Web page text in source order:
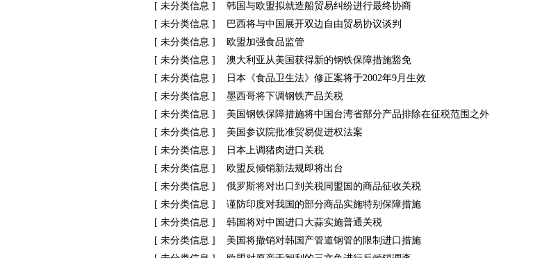
[ 未分类信息 ] 韩国与欧盟拟就造船贸易纠纷进行最终协商
[ 未分类信息 ] 巴西将与中国展开双边自由贸易协议谈判
[ 未分类信息 ] 欧盟加强食品监管
[ 未分类信息 ] 澳大利亚从美国获得新的钢铁保障措施豁免
[ 未分类信息 ] 日本《食品卫生法》修正案将于2002年9月生效
[ 未分类信息 ] 墨西哥将下调钢铁产品关税
[ 未分类信息 ] 美国钢铁保障措施将中国台湾省部分产品排除在征税范围之外
[ 未分类信息 ] 美国参议院批准贸易促进权法案
[ 未分类信息 ] 日本上调猪肉进口关税
[ 未分类信息 ] 欧盟反倾销新法规即将出台
[ 未分类信息 ] 俄罗斯将对出口到关税同盟国的商品征收关税
[ 未分类信息 ] 谨防印度对我国的部分商品实施特别保障措施
[ 未分类信息 ] 韩国将对中国进口大蒜实施普通关税
[ 未分类信息 ] 美国将撤销对韩国产管道钢管的限制进口措施